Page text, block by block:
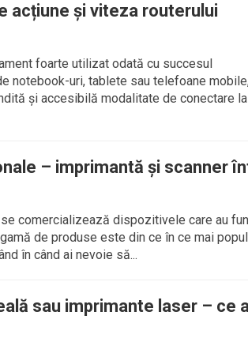
acțiune și viteza routerului
foarte utilizat odată cu succesul
notebook-uri, tablete sau telefoane
și accesibilă modalitate de conectare la
– imprimantă şi scanner
comercializează dispozitivele care au
de produse este din ce în ce mai
în când ai nevoie să...
sau imprimante laser – ce